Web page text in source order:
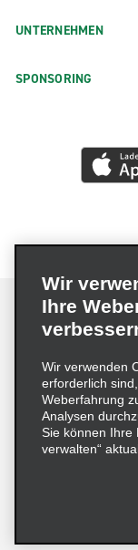
UNTERNEHMEN
SPONSORING
Impressum
Cookie-
© 2026
Wir
Ihre
Wir verwenden
erforderlich
Weberfahrung
Analysen
Sie können Ihre
verwalten“